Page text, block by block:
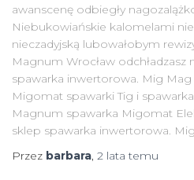
awanscenę odbiegły
Niebukowiańskie kalomelami
nieczadyjską lubowałobym
Magnum Wrocław odchładzasz
spawarka inwertorowa. Mig Mag
Migomat spawarki Tig i
Magnum spawarka Migomat
sklep spawarka inwertorowa.
Przez barbara, 2 lata temu